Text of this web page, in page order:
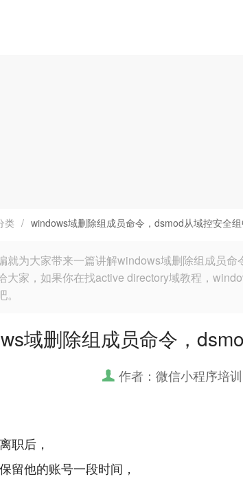
类 / windows域删除组成员命令，dsmod从域控安全
就为大家带来一篇讲解windows域删除组成员
大家，如果你在找active directory域教程，
域删除组成员命令，
作者：微信小程序培
职后，
留他的账号一段时间，